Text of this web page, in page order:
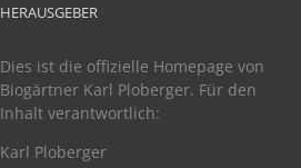
HERAUSGEBER
Dies ist die offizielle Homepage von
Biogärtner Karl Ploberger. Für den
Inhalt verantwortlich:
Karl Ploberger